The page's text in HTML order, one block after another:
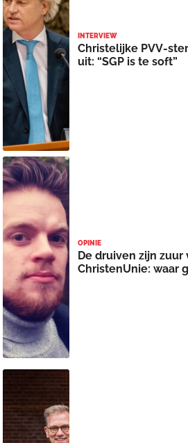
INTERVIEW
Christelijke PVV-
uit: “SGP is te soft”
OPINIE
De druiven zijn zuur
ChristenUnie: waar